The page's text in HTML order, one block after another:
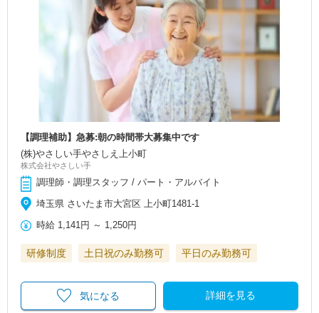
【調理補助】急募:朝の時間帯大募集中です
(株)やさしい手やさしえ上小町
株式会社やさしい手
調理師・調理スタッフ / パート・アルバイト
埼玉県 さいたま市大宮区 上小町1481-1
時給 1,141円 ～ 1,250円
研修制度 土日祝のみ勤務可 平日のみ勤務可
詳細を見る
気になる